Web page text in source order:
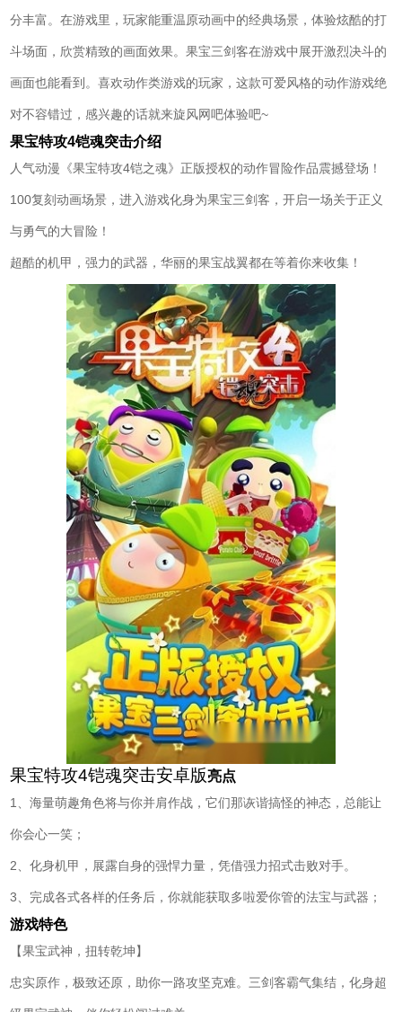
分丰富。在游戏里，玩家能重温原动画中的经典场景，体验炫酷的打
斗场面，欣赏精致的画面效果。果宝三剑客在游戏中展开激烈决斗的
画面也能看到。喜欢动作类游戏的玩家，这款可爱风格的动作游戏绝
对不容错过，感兴趣的话就来旋风网吧体验吧~
果宝特攻4铠魂突击介绍
人气动漫《果宝特攻4铠之魂》正版授权的动作冒险作品震撼登场！
100复刻动画场景，进入游戏化身为果宝三剑客，开启一场关于正义
与勇气的大冒险！
超酷的机甲，强力的武器，华丽的果宝战翼都在等着你来收集！
果宝特攻4铠魂突击安卓版亮点
1、海量萌趣角色将与你并肩作战，它们那诙谐搞怪的神态，总能让
你会心一笑；
2、化身机甲，展露自身的强悍力量，凭借强力招式击败对手。
3、完成各式各样的任务后，你就能获取多啦爱你管的法宝与武器；
游戏特色
【果宝武神，扭转乾坤】
忠实原作，极致还原，助你一路攻坚克难。三剑客霸气集结，化身超